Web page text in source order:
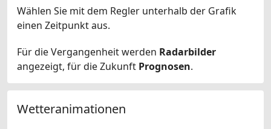
Wählen Sie mit dem Regler unterhalb der Grafik
einen Zeitpunkt aus.
Für die Vergangenheit werden Radarbilder
angezeigt, für die Zukunft Prognosen.
Wetteranimationen